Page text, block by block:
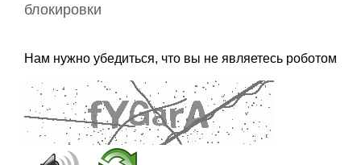
блокировки
Нам нужно убедиться, что вы не являетесь роботом